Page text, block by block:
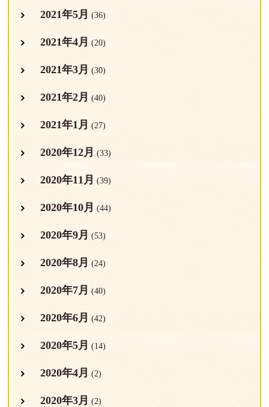
2021年5月 (36)
2021年4月 (20)
2021年3月 (30)
2021年2月 (40)
2021年1月 (27)
2020年12月 (33)
2020年11月 (39)
2020年10月 (44)
2020年9月 (53)
2020年8月 (24)
2020年7月 (40)
2020年6月 (42)
2020年5月 (14)
2020年4月 (2)
2020年3月 (2)